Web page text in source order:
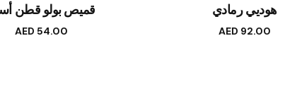
هوديي رمادي
AED 92.00
قميص بولو قطن
AED 54.00